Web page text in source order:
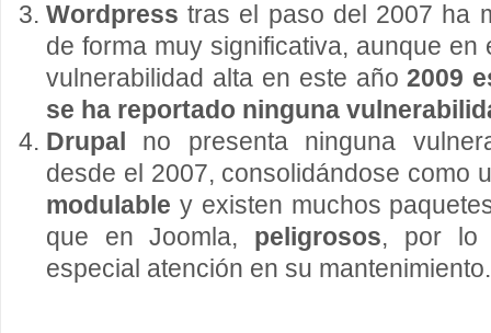
Wordpresstras el paso del 2007 ha
de forma muy significativa, aunque en
vulnerabilidad alta en este año 2009
se ha reportado ninguna
Drupal no presenta ninguna
desde el 2007, consolidándose como
modulable y existen muchos
que en Joomla, peligrosos, por lo
especial atención en su mantenimiento.